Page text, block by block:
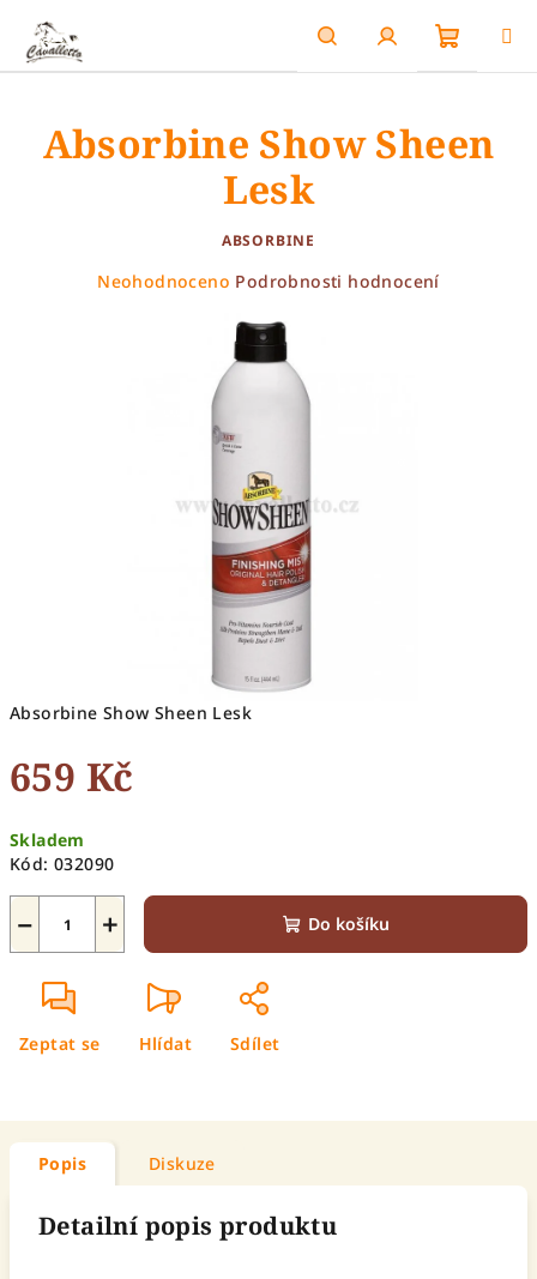
obsah
HledatPřihlášení
košík
Absorbine Show Sheen Lesk
659 Kč
cena:
Skladem
Kód: 032090
+
− Do košíku
Zeptat se Hlídat Sdílet
Absorbine Show Sheen
Lesk
ABSORBINE
Průměrné
Neohodnoceno Podrobnosti hodnocení
Popis Diskuze
Detailní popis produktu